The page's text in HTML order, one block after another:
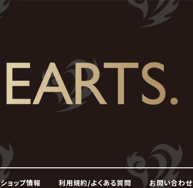
ショップ情報 利用規約/よくある質問 お問い合わせ